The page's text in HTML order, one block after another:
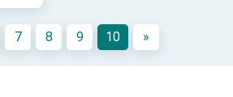
「守護民主台灣國安行動方案」記者
7 8 9 10 »